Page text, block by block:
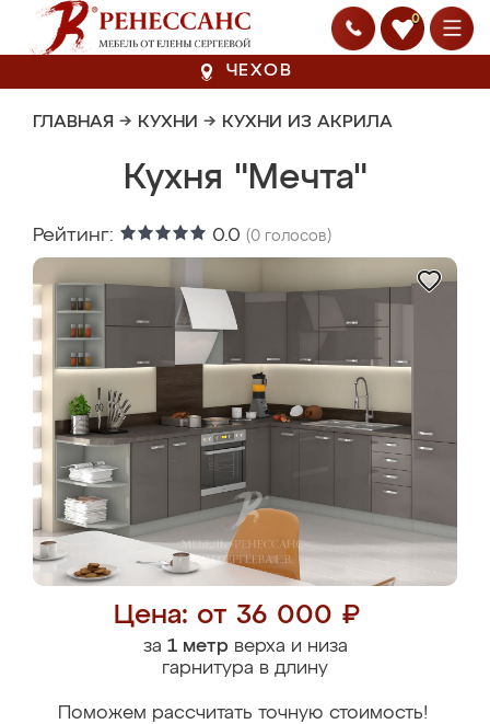
0
ЧЕХОВ
ГЛАВНАЯ → КУХНИ → КУХНИ ИЗ АКРИЛА
Кухня "Мечта"
Рейтинг: 0.0 (0 голосов)
Цена: от 36 000 ₽
за 1 метрверха и низа
гарнитура в длину
Поможем рассчитать точную стоимость!